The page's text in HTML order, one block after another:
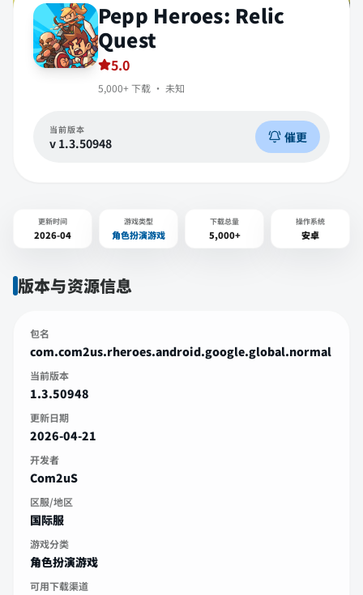
Pepp Heroes: Relic
Quest
5.0
5,000+ 下载 · 未知
当前版本
v 1.3.50948 催更
更新时间
2026-04
游戏类型
角色扮演游戏
下载总量
5,000+
操作系统
安卓
版本与资源信息
包名
com.com2us.rheroes.android.google.global.normal
当前版本
1.3.50948
更新日期
2026-04-21
开发者
Com2uS
区服/地区
国际服
游戏分类
角色扮演游戏
可用下载渠道